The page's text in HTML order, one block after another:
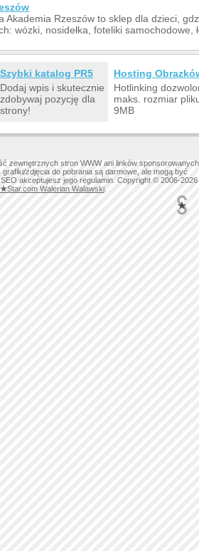
Akademia Rzeszów to sklep dla dzieci,
wózki, nosidełka, foteliki samochodowe,
Szybki katalog PR5
Dodaj wpis i skutecznie
zdobywaj pozycję dla
strony!
Hosting
Hotlinking
maks. rozmiar
9MB
zewnętrznych stron WWW ani linków sponsorowanych
zdjęcia do pobrania są darmowe, ale mogą być
akceptujesz jego regulamin. Copyright © 2006-2026
★Star.com Walerian Walawski